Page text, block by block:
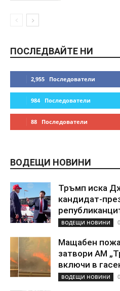
ПОСЛЕДВАЙТЕ НИ
2,955 Последователи
984 Последователи
88 Последователи
ВОДЕЩИ НОВИНИ
Тръмп иска
кандидат-
ВОДЕЩИ НОВИНИ
Мащабен
затвори АМ
включи в
ВОДЕЩИ НОВИНИ